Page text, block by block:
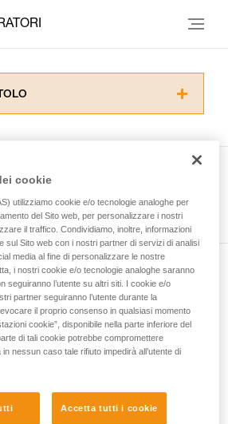
di queste tecniche richiede una
ed un addestramento specifico.
un professionista la vostra
la manovra, da soli, in piena
di riprodurla autonomamente.
di tecniche relative alla vostra
esistere altre che non
descritte.
tutti i consigli tecnici
novità
cookie
utilizziamo cookie e/o tecnologie analoghe per
del Sito web, per personalizzare i nostri
il traffico. Condividiamo, inoltre, informazioni
sul Sito web con i nostri partner di servizi di analisi
media al fine di personalizzare le nostre
i nostri cookie e/o tecnologie analoghe saranno
seguiranno l’utente su altri siti. I cookie e/o
partner seguiranno l’utente durante la
il proprio consenso in qualsiasi momento
cookie”, disponibile nella parte inferiore del
di tali cookie potrebbe compromettere
in nessun caso tale rifiuto impedirà all’utente di
Accetta tutti i cookie